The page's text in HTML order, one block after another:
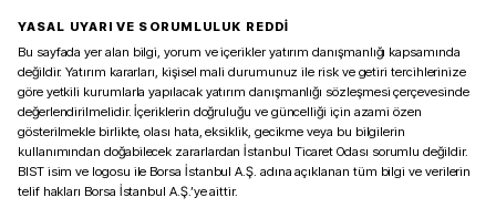
YASAL UYARI VE SORUMLULUK REDDİ
Bu sayfada yer alan bilgi, yorum ve içerikler yatırım danışmanlığı kapsamında
değildir. Yatırım kararları, kişisel mali durumunuz ile risk ve getiri tercihlerinize
göre yetkili kurumlarla yapılacak yatırım danışmanlığı sözleşmesi çerçevesinde
değerlendirilmelidir. İçeriklerin doğruluğu ve güncelliği için azami özen
gösterilmekle birlikte, olası hata, eksiklik, gecikme veya bu bilgilerin
kullanımından doğabilecek zararlardan İstanbul Ticaret Odası sorumlu değildir.
BIST isim ve logosu ile Borsa İstanbul A.Ş. adına açıklanan tüm bilgi ve verilerin
telif hakları Borsa İstanbul A.Ş.’ye aittir.